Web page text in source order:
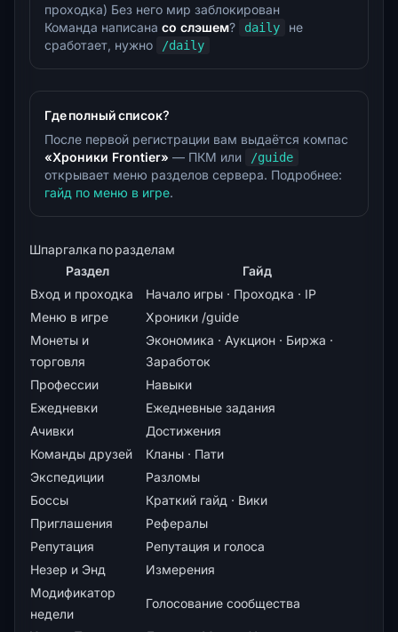
проходка) Без него мир заблокирован
Команда написана со слэшем? daily
не
сработает, нужно
/daily
Где полный список?
После первой регистрации вам выдаётся компас
«Хроники Frontier» — ПКМ или /guide
открывает меню разделов сервера. Подробнее:
гайд по меню в игре.
Шпаргалка по разделам
Раздел
Гайд
Вход и проходка
Начало игры · Проходка · IP
Меню в игре
Хроники /guide
Монеты и
торговля
Экономика · Аукцион · Биржа ·
Заработок
Профессии
Навыки
Ежедневки
Ежедневные задания
Ачивки
Достижения
Команды друзей
Кланы · Пати
Экспедиции
Разломы
Боссы
Краткий гайд · Вики
Приглашения
Рефералы
Репутация
Репутация и голоса
Незер и Энд
Измерения
Модификатор
недели
Голосование сообщества